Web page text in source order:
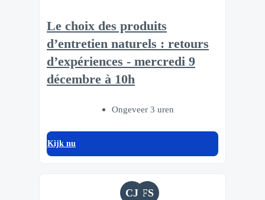
Le choix des produits
d’entretien naturels : retours
d’expériences - mercredi 9
décembre à 10h
Ongeveer 3 uren
Kijk nu
CJ FS